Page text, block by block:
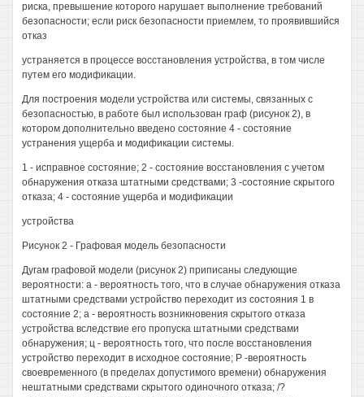
риска, превышение которого нарушает выполнение требований
безопасности; если риск безопасности приемлем, то проявившийся
отказ
устраняется в процессе восстановления устройства, в том числе
путем его модификации.
Для построения модели устройства или системы, связанных с
безопасностью, в работе был использован граф (рисунок 2), в
котором дополнительно введено состояние 4 - состояние
устранения ущерба и модификации системы.
1 - исправное состояние; 2 - состояние восстановления с учетом
обнаружения отказа штатными средствами; 3 -состояние скрытого
отказа; 4 - состояние ущерба и модификации
устройства
Рисунок 2 - Графовая модель безопасности
Дугам графовой модели (рисунок 2) приписаны следующие
вероятности: а - вероятность того, что в случае обнаружения отказа
штатными средствами устройство переходит из состояния 1 в
состояние 2; а - вероятность возникновения скрытого отказа
устройства вследствие его пропуска штатными средствами
обнаружения; ц - вероятность того, что после восстановления
устройство переходит в исходное состояние; Р -вероятность
своевременного (в пределах допустимого времени) обнаружения
нештатными средствами скрытого одиночного отказа; /?